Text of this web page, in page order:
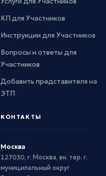
КП для Участников
Инструкции для Участников
Вопросы и ответы для
Участников
Добавить представителя на
ЭТП
КОНТАКТЫ
Москва
127030, г. Москва, вн. тер. г.
муниципальный округ